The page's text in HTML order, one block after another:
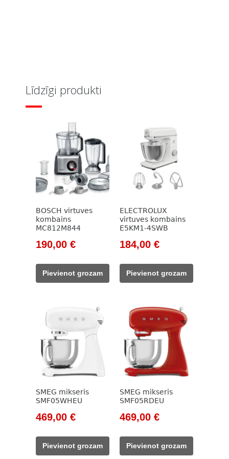
Līdzīgi produkti
BOSCH virtuves
kombains
MC812M844
Original
was:
257,00 €.
190,00 €Current
190,00 €.
Pievienot grozam
ELECTROLUX
virtuves kombains
E5KM1-4SWB
Original
was:
415,00 €.
184,00 €Current
184,00 €.
Pievienot grozam
SMEG mikseris
SMF05WHEU
Original
was:
533,00 €.
469,00 €Current
469,00 €.
Pievienot grozam
SMEG mikseris
SMF05RDEU
Original
was:
533,00 €.
469,00 €Current
469,00 €.
Pievienot grozam